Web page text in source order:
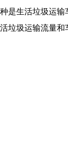
种是生活垃圾运输
活垃圾运输流量和